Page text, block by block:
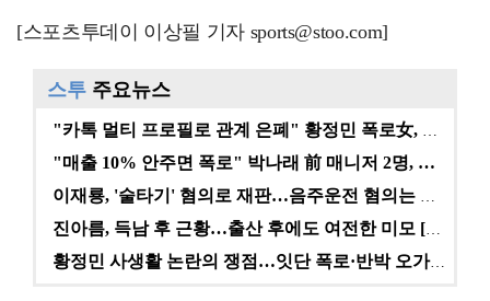
[스포츠투데이 이상필 기자 sports@stoo.com]
스투 주요뉴스
"카톡 멀티 프로필로 관계 은폐" 황정민 폭로女, 문자…
"매출 10% 안주면 폭로" 박나래 前 매니저 2명, …
이재룡, '술타기' 혐의로 재판…음주운전 혐의는 미적용…
진아름, 득남 후 근황…출산 후에도 여전한 미모 [스타…
황정민 사생활 논란의 쟁점…잇단 폭로·반박 오가는 소모…